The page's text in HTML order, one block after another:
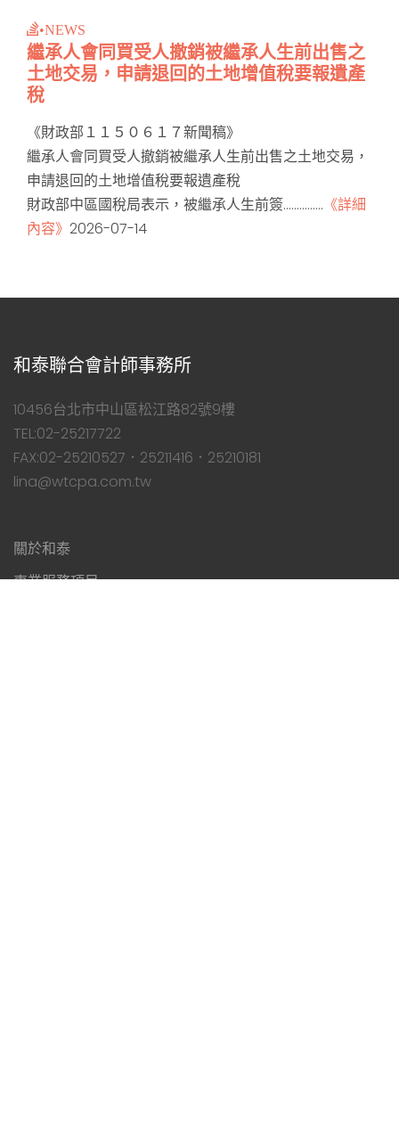
•NEWS
繼承人會同買受人撤銷被繼承人生前出售之
土地交易，申請退回的土地增值稅要報遺產
稅
《財政部１１５０６１７新聞稿》
繼承人會同買受人撤銷被繼承人生前出售之土地交易，
申請退回的土地增值稅要報遺產稅
財政部中區國稅局表示，被繼承人生前簽............... 《詳細
內容》 2026-07-14
和泰聯合會計師事務所
10456台北市中山區松江路82號9樓
TEL:02-25217722
FAX:02-25210527．25211416．25210181
lina@wtcpa.com.tw
關於和泰
専業服務項目